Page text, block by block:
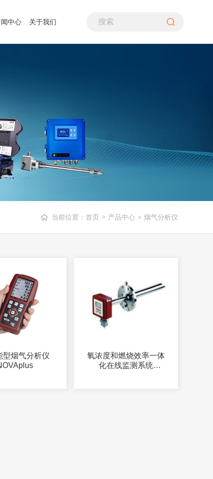
仪
波流量计
辐射热流传感器
热像仪
烟气分析仪
铁路行业 造纸行业
闻中心 关于我们
资质荣誉 联系我们
当前位置：首页 > 产品中心 > 烟气分析仪
型烟气分析仪
氧浓度和燃烧效率一体
化在线监测系统